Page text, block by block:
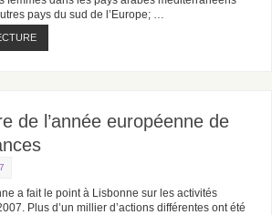
pays du sud de l’Europe; …
de l’année européenne de
a fait le point à Lisbonne sur les activités
Plus d’un millier d’actions différentes ont été